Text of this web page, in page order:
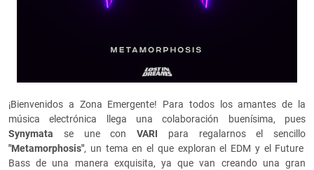
¡Bienvenidos a Zona Emergente! Para todos los amantes de la
música electrónica llega una colaboración buenísima, pues
Synymata se une con VARI para regalarnos el sencillo
"Metamorphosis", un tema en el que exploran el EDM y el Future
Bass de una manera exquisita, ya que van creando una gran